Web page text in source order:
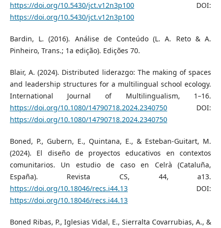
https://doi.org/10.5430/jct.v12n3p100DOI:
https://doi.org/10.5430/jct.v12n3p100
Bardin, L. (2016). Análise de Conteúdo (L. A. Reto & A.
Pinheiro, Trans.; 1a edição). Edições 70.
Blair, A. (2024). Distributed liderazgo: The making of spaces
and leadership structures for a multilingual school ecology.
International Journal of Multilingualism, 1–16.
https://doi.org/10.1080/14790718.2024.2340750DOI:
https://doi.org/10.1080/14790718.2024.2340750
Boned, P., Gubern, E., Quintana, E., & Esteban-Guitart, M.
(2024). El diseño de proyectos educativos en contextos
comunitarios. Un estudio de caso en Celrà (Cataluña,
España). Revista CS, 44, a13.
https://doi.org/10.18046/recs.i44.13DOI:
https://doi.org/10.18046/recs.i44.13
Boned Ribas, P., Iglesias Vidal, E., Sierralta Covarrubias, A., &